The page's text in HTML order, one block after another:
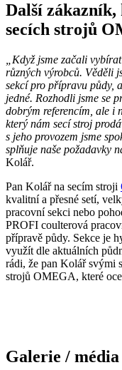
Další
secích strojů
„Když jsme začali
různých výrobců. Věděli
sekcí pro přípravu půdy,
jedné. Rozhodli jsme se
dobrým referencím, ale i
který nám secí stroj
s jeho provozem jsme
splňuje naše požadavky
Kolář.
Pan Kolář na secím stroji
kvalitní a přesné setí,
pracovní sekci nebo
PROFI coulterová
přípravě půdy. Sekce je
využít dle aktuálních
rádi, že pan Kolář svými
strojů OMEGA, které
Galerie / média